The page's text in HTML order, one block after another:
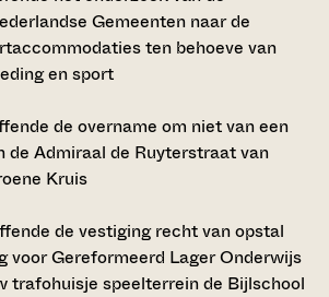
Gemeenten naar de
ten behoeve van
en sport
de overname om niet van een
de Admiraal de Ruyterstraat van
Kruis
de vestiging recht van opstal
voor Gereformeerd Lager Onderwijs
trafohuisje speelterrein de Bijlschool